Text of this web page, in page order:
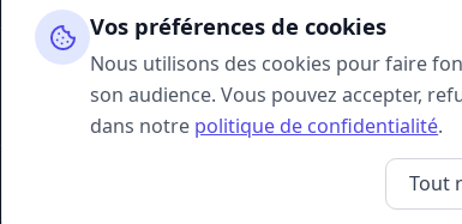
SUIVEZ-NOUS
Vos préférences de cookies
Nous utilisons des cookies pour faire
son audience. Vous pouvez accepter,
dans notre politique de confidentialité.
Tout